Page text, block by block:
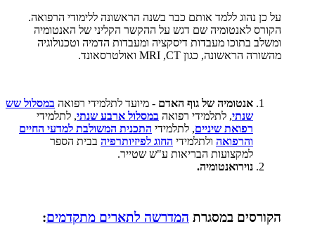
על כן נהוג ללמד אותם כבר בשנה הראשונה ללימודי הרפואה.
הקורס לאנטומיה שם דגש על ההקשר הקליני של האנטומיה
ומשלב בתוכו מעבדות דיסקציה ומעבדות הדמיה וטכנולוגיה
מהשורה הראשונה, כגון MRI ,CT ואולטרסאונד.
אנטומיה של גוף האדם - מיועד לתלמידי רפואה במסלול שש
שנתי, לתלמידי רפואה במסלול ארבע שנתי, לתלמידי
רפואת שיניים, לתלמידי התכנית המשולבת למדעי החיים
והרפואה ולתלמידי החוג לפיזיותרפיה בבית הספר
למקצועות הבריאות ע"ש שטייר.
נוירואנטומיה.
הקורסים במסגרת המדרשה לתארים מתקדמים: